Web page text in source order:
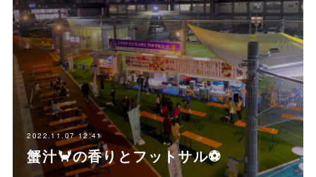
2022.11.07 12:41
蟹汁🦀の香りとフットサル⚽️